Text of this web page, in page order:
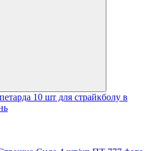
10 шт для страйкболу в